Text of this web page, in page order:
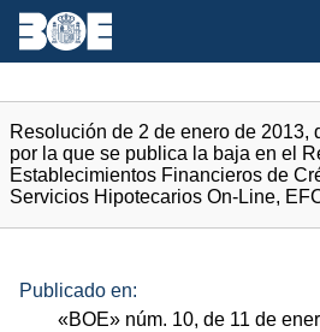
Resolución de 2 de enero de 2013,
por la que se publica la baja en el
Establecimientos Financieros de
Servicios Hipotecarios On-Line,
Publicado en:
«BOE» núm. 10, de 11 de